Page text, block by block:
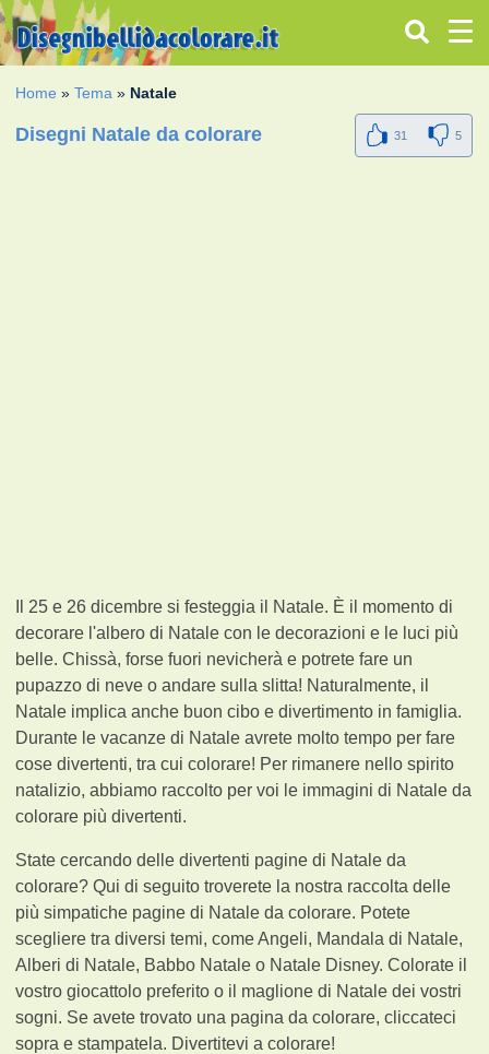
Home »Tema » Natale
Disegni Natale da colorare 31 5
Il 25 e 26 dicembre si festeggia il Natale. È il momento di
decorare l'albero di Natale con le decorazioni e le luci più
belle. Chissà, forse fuori nevicherà e potrete fare un
pupazzo di neve o andare sulla slitta! Naturalmente, il
Natale implica anche buon cibo e divertimento in famiglia.
Durante le vacanze di Natale avrete molto tempo per fare
cose divertenti, tra cui colorare! Per rimanere nello spirito
natalizio, abbiamo raccolto per voi le immagini di Natale da
colorare più divertenti.
State cercando delle divertenti pagine di Natale da
colorare? Qui di seguito troverete la nostra raccolta delle
più simpatiche pagine di Natale da colorare. Potete
scegliere tra diversi temi, come Angeli, Mandala di Natale,
Alberi di Natale, Babbo Natale o Natale Disney. Colorate il
vostro giocattolo preferito o il maglione di Natale dei vostri
sogni. Se avete trovato una pagina da colorare, cliccateci
sopra e stampatela. Divertitevi a colorare!